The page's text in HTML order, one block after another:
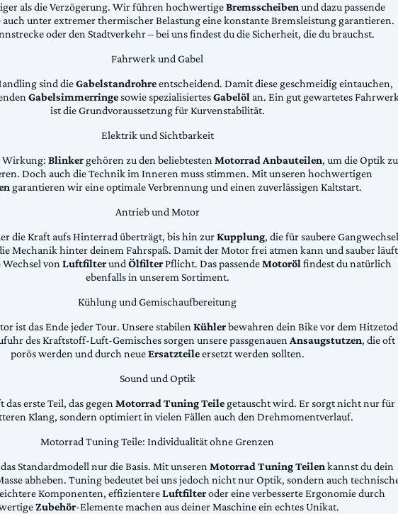
als die Verzögerung. Wir führen hochwertigeBremsscheibenund dazu passende
auch unter extremer thermischer Belastung eine konstante Bremsleistung garantieren.
oder den Stadtverkehr – bei uns findest du die Sicherheit, die du brauchst.
Fahrwerk und Gabel
sind dieGabelstandrohreentscheidend. Damit diese geschmeidig eintauchen,
Gabelsimmerringesowie spezialisiertesGabelöl an. Ein gut gewartetes
ist die Grundvoraussetzung für Kurvenstabilität.
Elektrik und Sichtbarkeit
Wirkung: Blinker gehören zu den beliebtestenMotorrad Anbauteilen, um die Optik zu
Doch auch die Technik im Inneren muss stimmen. Mit unseren hochwertigen
garantieren wir eine optimale Verbrennung und einen zuverlässigen Kaltstart.
Antrieb und Motor
die Kraft aufs Hinterrad überträgt, bis hin zurKupplung, die für saubere Gangwechsel
Mechanik hinter deinem Fahrspaß. Damit der Motor frei atmen kann und sauber
vonLuftfilterundÖlfilterPflicht. Das passendeMotorölfindest du natürlich
ebenfalls in unserem Sortiment.
Kühlung und Gemischaufbereitung
ist das Ende jeder Tour. Unsere stabilenKühlerbewahren dein Bike vor dem
des Kraftstoff-Luft-Gemisches sorgen unsere passgenauenAnsaugstutzen, die oft
porös werden und durch neueErsatzteileersetzt werden sollten.
Sound und Optik
das erste Teil, das gegenMotorrad Tuning Teile getauscht wird. Er sorgt nicht nur für
Klang, sondern optimiert in vielen Fällen auch den Drehmomentverlauf.
Motorrad Tuning Teile: Individualität ohne Grenzen
Standardmodell nur die Basis. Mit unserenMotorrad Tuning Teilenkannst du dein
abheben. Tuning bedeutet bei uns jedoch nicht nur Optik, sondern auch
Komponenten, effizientereLuftfilteroder eine verbesserte Ergonomie durch
Zubehör-Elemente machen aus deiner Maschine ein echtes Unikat.